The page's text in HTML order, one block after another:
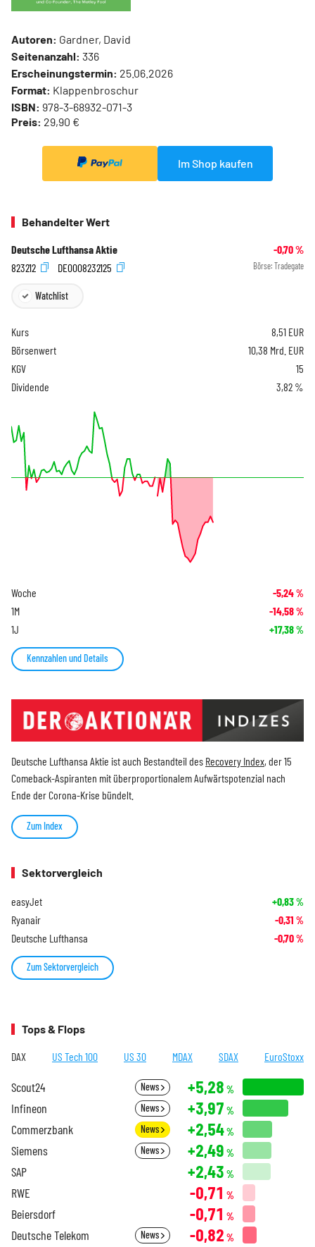
Autoren: Gardner, David
Seitenanzahl: 336
Erscheinungstermin: 25.06.2026
Format: Klappenbroschur
ISBN: 978-3-68932-071-3
Preis: 29,90 €
Im Shop kaufen
Behandelter Wert
Deutsche Lufthansa Aktie -0,70%
823212
DE0008232125 Börse: Tradegate
Watchlist
Kurs 8,51 EUR
Börsenwert
10,38 Mrd. EUR
KGV
15
Dividende
3,82 %
Woche -5,24%
1M -14,58%
1J +17,38%
Kennzahlen und Details
Deutsche Lufthansa Aktie ist auch Bestandteil des Recovery Index, der 15
Comeback-Aspiranten mit überproportionalem Aufwärtspotenzial nach
Ende der Corona-Krise bündelt.
Zum Index
Sektorvergleich
easyJet +0,83%
Ryanair -0,31 %
Deutsche Lufthansa -0,70%
Zum Sektorvergleich
Tops & Flops
DAX US Tech 100 US 30 MDAX SDAX EuroStoxx
Scout24 News +5,28 %
Infineon News +3,97 %
Commerzbank News +2,54%
Siemens News +2,49 %
SAP +2,43 %
RWE -0,71 %
Beiersdorf -0,71 %
Deutsche Telekom News -0,82 %